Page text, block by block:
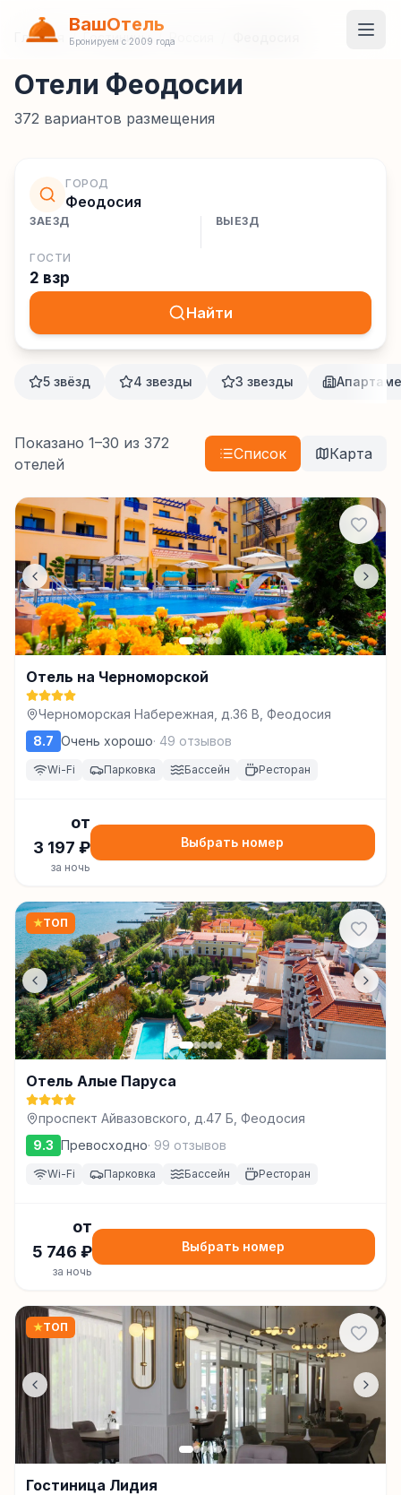
ВашОтель
Бронируем с 2009 года
Главная / Гостиницы / Россия
Отели Феодосии
372 вариантов размещения
ГОРОД
Феодосия
ЗАЕЗД ВЫЕЗД
ГОСТИ
2 взр
Найти
5 звёзд 4 звезды 3 звезды
Показано 1–30 из 372
отелей
Список Карта
Отель на Черноморской
Черноморская Набережная, д.36 В, Феодосия
8.7 Очень хорошо· 49 отзывов
Wi-Fi Парковка Бассейн Ресторан
от
3 197 ₽
за ночь
Выбрать номер
★ТОП
Отель Алые Паруса
проспект Айвазовского, д.47 Б, Феодосия
9.3 Превосходно· 99 отзывов
Wi-Fi Парковка Бассейн Ресторан
от
5 746 ₽
за ночь
Выбрать номер
★ТОП
Гостиница Лидия